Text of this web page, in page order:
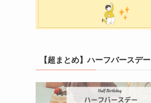
【超まとめ】ハーフバースデー